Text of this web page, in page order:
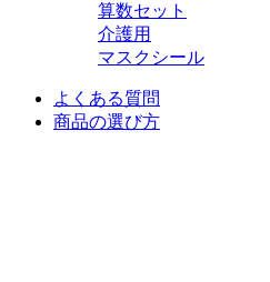
算数セット
介護用
マスクシール
よくある質問
商品の選び方